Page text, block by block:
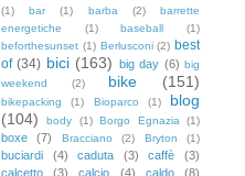
(1)
bar (1) barba (2)
barrette
energetiche
(1) baseball
(1)
beforthesunset (1) Berlusconi (2) best
of (34) bici (163) big day (6) big
weekend
(2) bike (151)
bikepacking (1) Bioparco (1)
blog
(104)
body (1) Borgo Egnazia (1)
boxe (7) Bracciano (2) Bryton (1)
buciardi (4) caduta (3) caffè
(3)
calcetto
(3) calcio (4) caldo (8)